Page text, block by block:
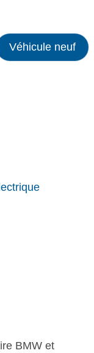
Véhicule neuf
BMW et